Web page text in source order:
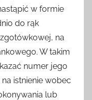
w formie
do rąk
na
W takim
numer jego
istnienie wobec
lub